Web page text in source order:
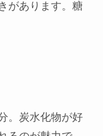
があります。糖
。炭水化物が好